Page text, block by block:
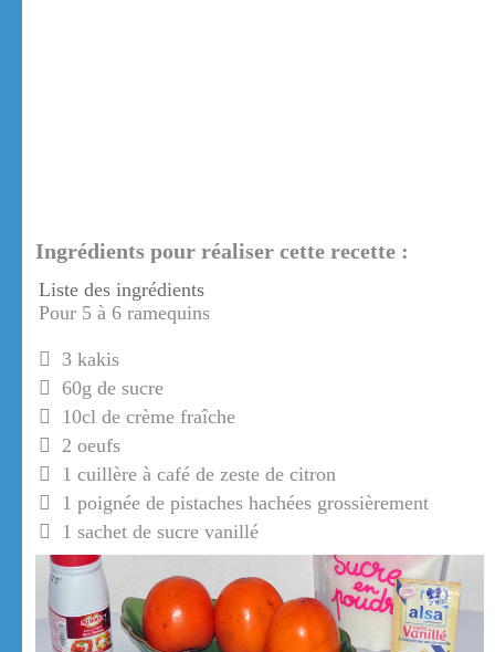
Ingrédients pour réaliser cette recette :
Liste des ingrédients
Pour 5 à 6 ramequins
3 kakis
60g de sucre
10cl de crème fraîche
2 oeufs
1 cuillère à café de zeste de citron
1 poignée de pistaches hachées grossièrement
1 sachet de sucre vanillé